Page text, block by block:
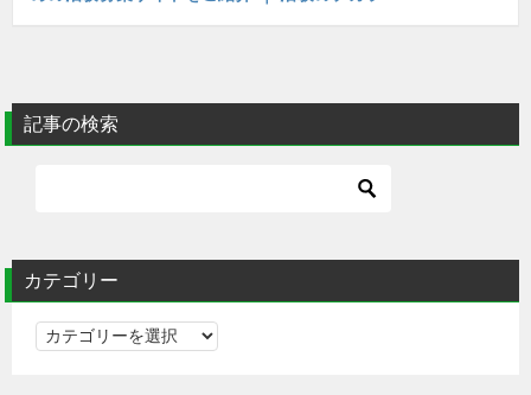
記事の検索
カテゴリー
カ